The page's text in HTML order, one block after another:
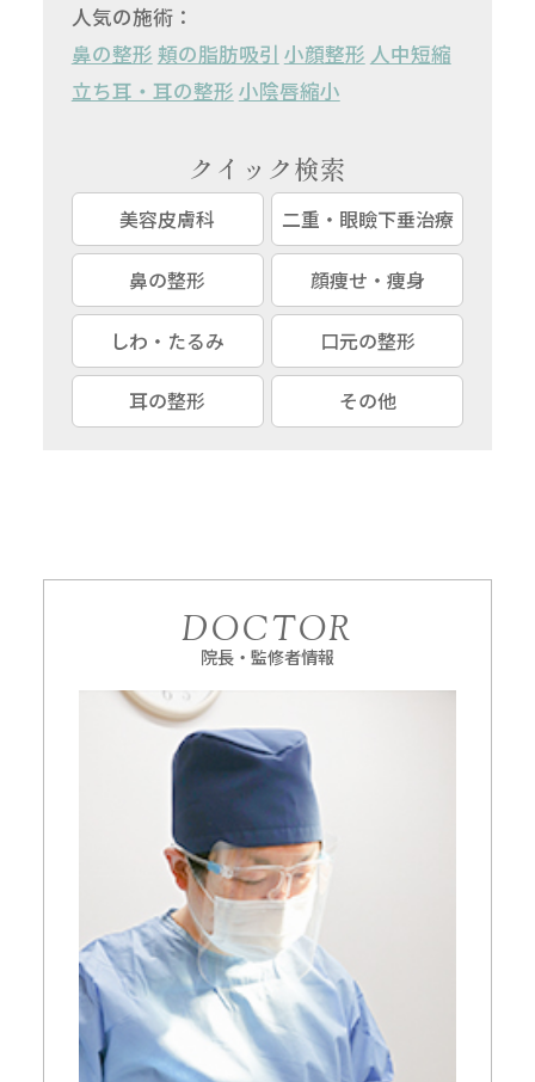
人気の施術：
鼻の整形 頬の脂肪吸引 小顔整形 人中短縮
立ち耳・耳の整形 小陰唇縮小
クイック検索
美容皮膚科 二重・眼瞼下垂治療
鼻の整形 顔痩せ・痩身
しわ・たるみ 口元の整形
耳の整形 その他
DOCTOR
院長・監修者情報